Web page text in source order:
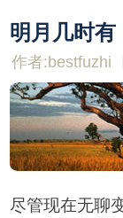
明月几时有
作者:bestfuzhi
尽管现在无聊